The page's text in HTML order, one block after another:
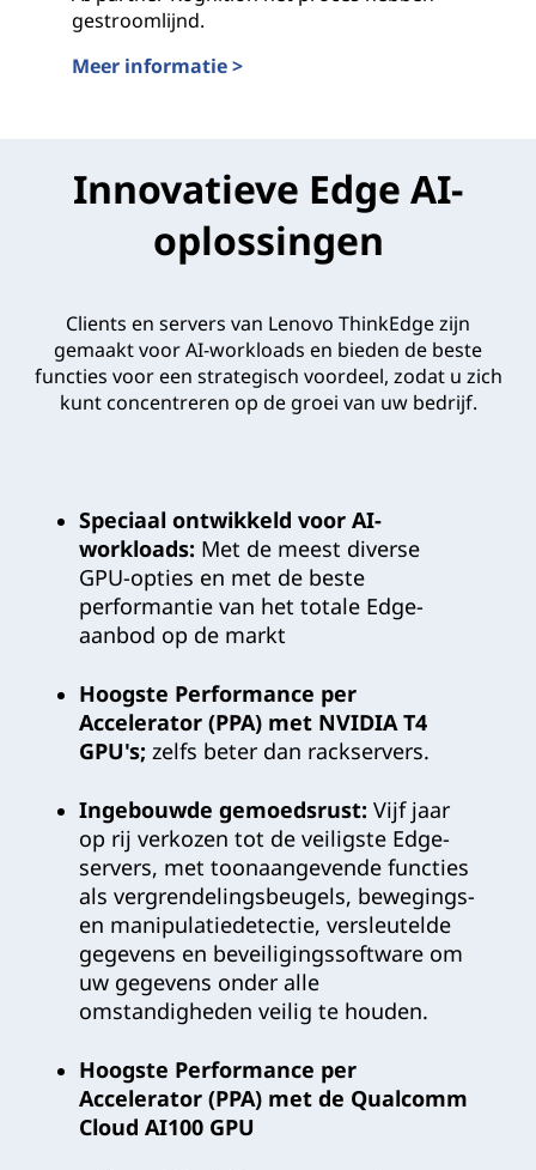
gestroomlijnd.
Meer informatie >
Innovatieve Edge AI-
oplossingen
Clients en servers van Lenovo ThinkEdge zijn
gemaakt voor AI-workloads en bieden de beste
functies voor een strategisch voordeel, zodat u zich
kunt concentreren op de groei van uw bedrijf.
Speciaal ontwikkeld voor AI-
workloads: Met de meest diverse
GPU-opties en met de beste
performantie van het totale Edge-
aanbod op de markt
Hoogste Performance per
Accelerator (PPA) met NVIDIA T4
GPU's; zelfs beter dan rackservers.
Ingebouwde gemoedsrust: Vijf jaar
op rij verkozen tot de veiligste Edge-
servers, met toonaangevende functies
als vergrendelingsbeugels, bewegings-
en manipulatiedetectie, versleutelde
gegevens en beveiligingssoftware om
uw gegevens onder alle
omstandigheden veilig te houden.
Hoogste Performance per
Accelerator (PPA) met de Qualcomm
Cloud AI100 GPU